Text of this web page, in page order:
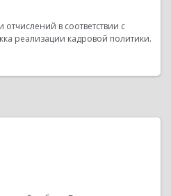
отчислений в соответствии с
реализации кадровой политики.